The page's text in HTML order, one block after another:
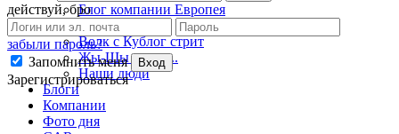
действуй, бро
забыли пароль?
Запомнить меня
Вход
Зарегистрироваться
Блог компании Европея
Борщеед
Волк с Кублог стрит
Жы-Шы пиши...
Наши люди
Блоги
Компании
Фото дня